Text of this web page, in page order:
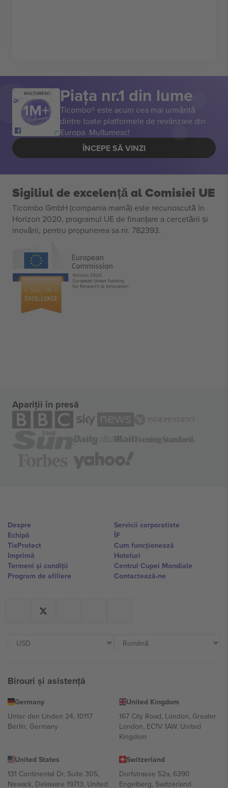
MULȚUMESC! Piața nr.1 din lume
Ticombo® este acum cea mai urmărită
dintre toate platformele de revânzare din
Europa. Mulțumesc!
ÎNCEPE SĂ VINZI
Sigiliul de excelență al Comisiei UE
Ticombo GmbH (compania mamă) este recunoscută în
Horizon 2020, programul UE de finanțare a cercetării și
inovării, pentru propunerea sa nr. 782393.
Apariții în presă
Despre
Echipă
TixProtect
Imprimă
Termeni și condiții
Program de afiliere
Servicii corporatiste
ÎF
Cum funcționează
Hoteluri
Centrul Cupei Mondiale
Contactează-ne
Birouri și asistență
Germany
Unter den Linden 24, 10117
Berlin, Germany
United Kingdom
167 City Road, London, Greater
London, EC1V 1AW, United
Kingdom
United States
131 Continental Dr, Suite 305,
Newark, Delaware 19713, United
Switzerland
Dorfstrasse 52a, 6390
Engelberg, Switzerland